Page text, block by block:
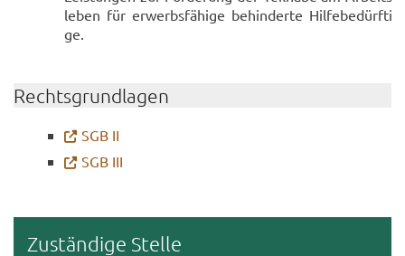
le­ben für er­werbs­fä­hi­ge be­hin­der­te Hil­fe­be­dürf­ti­
ge.
Rechts­grund­la­gen
SGB II
SGB III
Zu­stän­di­ge Stel­le